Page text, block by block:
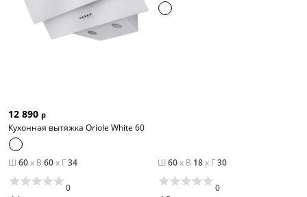
12 890 р
Кухонная вытяжка Oriole White 60
Ш 60x В 60x Г34
0
Ш 60x В 18x Г30
0